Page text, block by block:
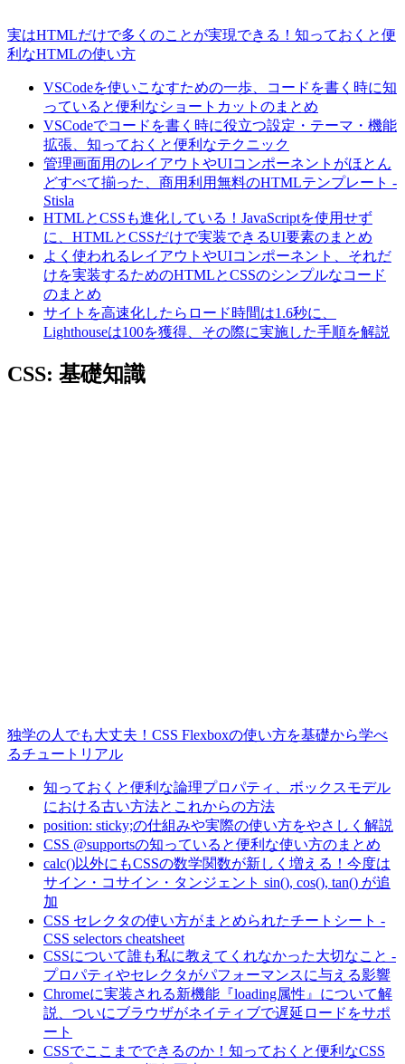
実はHTMLだけで多くのことが実現できる！知っておくと便
利なHTMLの使い方
VSCodeを使いこなすための一歩、コードを書く時に知
っていると便利なショートカットのまとめ
VSCodeでコードを書く時に役立つ設定・テーマ・機能
拡張、知っておくと便利なテクニック
管理画面用のレイアウトやUIコンポーネントがほとん
どすべて揃った、商用利用無料のHTMLテンプレート -
Stisla
HTMLとCSSも進化している！JavaScriptを使用せず
に、HTMLとCSSだけで実装できるUI要素のまとめ
よく使われるレイアウトやUIコンポーネント、それだ
けを実装するためのHTMLとCSSのシンプルなコード
のまとめ
サイトを高速化したらロード時間は1.6秒に、
Lighthouseは100を獲得、その際に実施した手順を解説
CSS: 基礎知識
独学の人でも大丈夫！CSS Flexboxの使い方を基礎から学べ
るチュートリアル
知っておくと便利な論理プロパティ、ボックスモデル
における古い方法とこれからの方法
position: sticky;の仕組みや実際の使い方をやさしく解説
CSS @supportsの知っていると便利な使い方のまとめ
calc()以外にもCSSの数学関数が新しく増える！今度は
サイン・コサイン・タンジェント sin(), cos(), tan() が追
加
CSS セレクタの使い方がまとめられたチートシート -
CSS selectors cheatsheet
CSSについて誰も私に教えてくれなかった大切なこと -
プロパティやセレクタがパフォーマンスに与える影響
Chromeに実装される新機能『loading属性』について解
説、ついにブラウザがネイティブで遅延ロードをサポ
ート
CSSでここまでできるのか！知っておくと便利なCSS